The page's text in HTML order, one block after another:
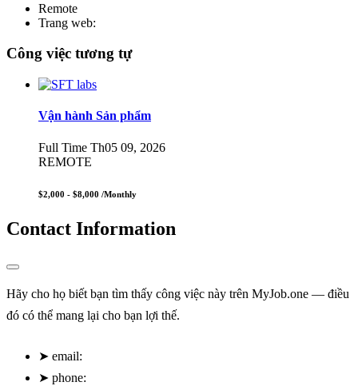
Remote
Trang web:
Công việc tương tự
Vận hành Sản phẩm
Full Time Th05 09, 2026
REMOTE
$2,000 - $8,000 /Monthly
Contact Information
Hãy cho họ biết bạn tìm thấy công việc này trên MyJob.one — điều
đó có thể mang lại cho bạn lợi thế.
➤ email:
➤ phone: